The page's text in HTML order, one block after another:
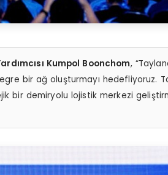
Kumpol Boonchom,
bir ağ oluşturmayı hedefliyoruz.
bir demiryolu lojistik merkezi